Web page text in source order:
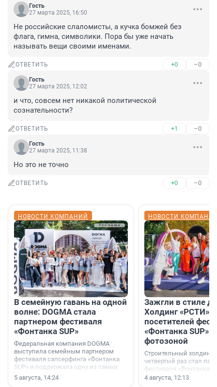
Гость
27 марта 2025, 16:50
Не российские слаломисты, а кучка бомжей без
флага, гимна, символики. Пора бы уже начать
называть вещи своими именами.
ОТВЕТИТЬ +0 –0
Гость
27 марта 2025, 12:02
и что, совсем нет никакой политической
сознательности?
ОТВЕТИТЬ +1 –0
Гость
27 марта 2025, 11:38
Но это не точно
ОТВЕТИТЬ +0 –0
НОВОСТИ КОМПАНИЙ
В семейную гавань на одной
волне: DOGMA стала
партнером фестиваля
«Фонтанка SUP»
Федеральная компания DOGMA
выступила семейным партнером
фестиваля сапсерфинга «Фонтанка
SUP» и поддержала одну из самых
ярких и романтичных номинаций —
«SUP-свадьба».
5 августа, 14:24
НОВОСТИ
Зажгли в стиле
Холдинг «РСТИ»
посетителей
«Фонтанка SUP»
фотозоной
Строительный холдинг
четвертый раз стал
фестиваля «Фонтанка
раз компания
4 августа, 12:13